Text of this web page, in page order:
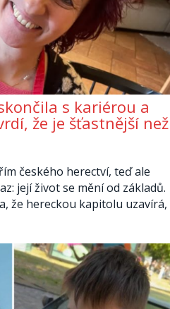
s kariérou a
že je šťastnější než
českého herectví, teď ale
její život se mění od základů.
že hereckou kapitolu uzavírá,